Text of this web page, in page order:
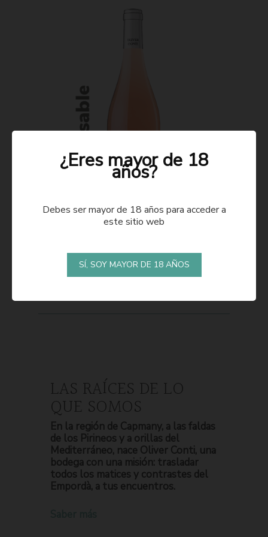
LAS RAÍCES DE LO
QUE SOMOS
En la región de Capmany, a las faldas
de los Pirineos y a orillas del
Mediterráneo, nace Oliver Conti, una
bodega con una misión: trasladar
todos los matices y contrastes del
Empordà, a tus encuentros.
¿Eres mayor de 18
años?
Debes ser mayor de 18 años para acceder a
este sitio web
SÍ, SOY MAYOR DE 18 AÑOS